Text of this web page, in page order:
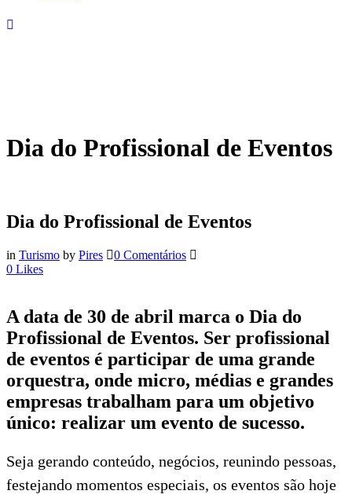
Dia do Profissional de Eventos
Dia do Profissional de Eventos
in Turismo by Pires
0 Comentários
0 Likes
A data de 30 de abril marca o Dia do
Profissional de Eventos. Ser profissional
de eventos é participar de uma grande
orquestra, onde micro, médias e grandes
empresas trabalham para um objetivo
único: realizar um evento de sucesso.
Seja gerando conteúdo, negócios, reunindo pessoas,
festejando momentos especiais, os eventos são hoje